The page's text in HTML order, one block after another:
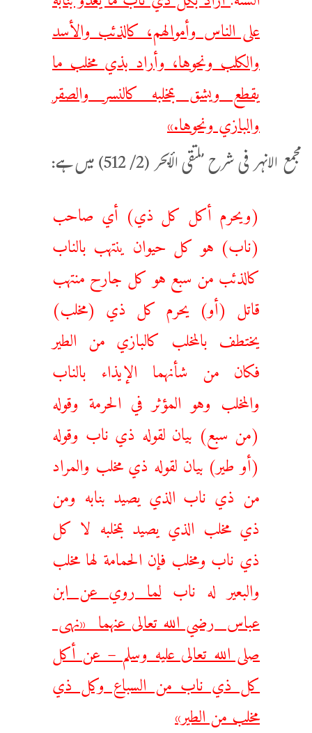
على الناس وأموالهم، كالذئب والأسد
والكلب ونحوها، وأراد بذي مخلب ما
يقطع ويشق بمخلبه كالنسر والصقر
والبازي ونحوها.»
مجمع الانہر فی شرح ملتقى الأبحر (2/ 512) میں ہے:
(ويحرم أكل كل ذي) أي صاحب
(ناب) هو كل حيوان ينتهب بالناب
كالذئب من سبع هو كل جارح منتهب
قاتل (أو) يحرم كل ذي (مخلب)
يختطف بالمخلب كالبازي من الطير
فكان من شأنهما الإيذاء بالناب
والمخلب وهو المؤثر في الحرمة وقوله
(من سبع) بيان لقوله ذي ناب وقوله
(أو طير) بيان لقوله ذي مخلب والمراد
من ذي ناب الذي ‌يصيد ‌بنابه ومن
ذي مخلب الذي يصيد بمخلبه لا كل
ذي ناب ومخلب فإن الحمامة لها مخلب
والبعير له ناب لما روي عن ابن
عباس رضي الله تعالى عنهما «نهى
صلى الله تعالى عليه وسلم – عن أكل
كل ذي ناب من السباع وكل ذي
مخلب من الطير»